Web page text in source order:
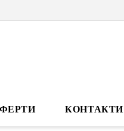
КОНТАКТИ